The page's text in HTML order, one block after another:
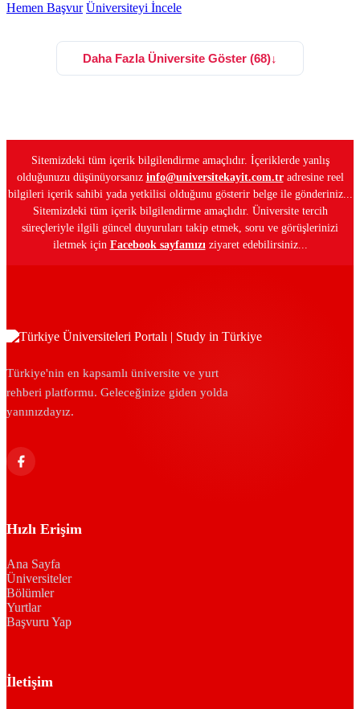
Hemen Başvur Üniversiteyi İncele
Daha Fazla Üniversite Göster (68)↓
Sitemizdeki tüm içerik bilgilendirme amaçlıdır. İçeriklerde yanlış
olduğunuzu düşünüyorsanız info@universitekayit.com.tradresine reel
bilgileri içerik sahibi yada yetkilisi olduğunu gösterir belge ile gönderiniz...
Sitemizdeki tüm içerik bilgilendirme amaçlıdır. Üniversite tercih
süreçleriyle ilgili güncel duyuruları takip etmek, soru ve görüşlerinizi
iletmek için Facebook sayfamızıziyaret edebilirsiniz...
Türkiye'nin en kapsamlı üniversite ve yurt
rehberi platformu. Geleceğinize giden yolda
yanınızdayız.
Hızlı Erişim
Ana Sayfa
Üniversiteler
Bölümler
Yurtlar
Başvuru Yap
İletişim